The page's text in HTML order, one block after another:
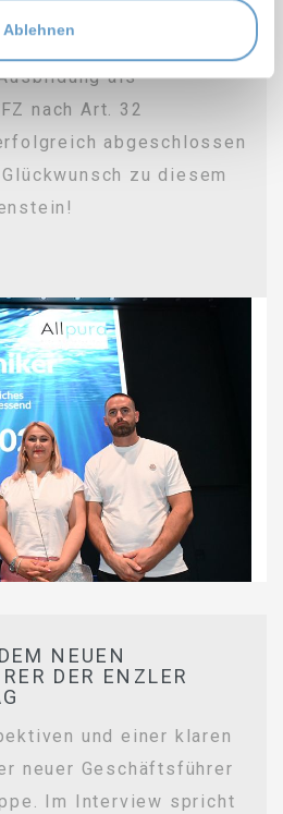
Ablehnen
drei Mitarbeitenden
als
nach Art. 32
abgeschlossen
zu diesem
NEUEN
DER ENZLER
und einer klaren
neuer Geschäftsführer
Im Interview spricht